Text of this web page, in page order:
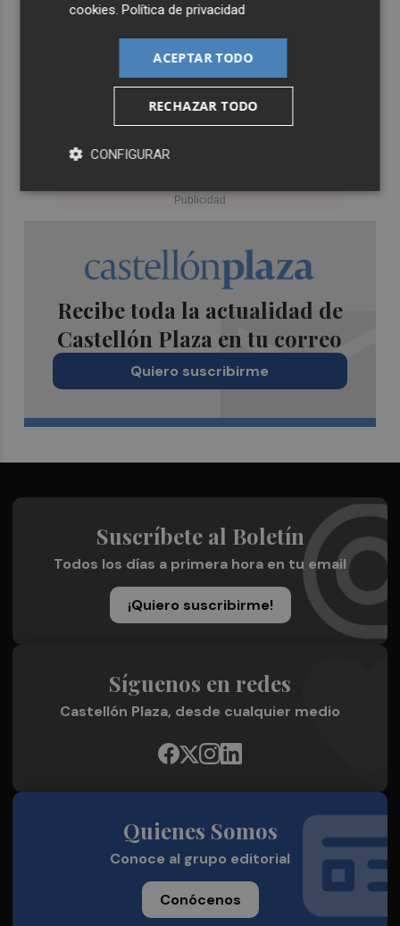
Recibe toda la actualidad de
Castellón Plaza en tu correo
Quiero suscribirme
Suscríbete al Boletín
Todos los días a primera hora en tu email
¡Quiero suscribirme!
Síguenos en redes
Castellón Plaza, desde cualquier medio
Quienes Somos
Conoce al grupo editorial
Conócenos
cookies .Política de privacidad
ACEPTAR TODO
RECHAZAR TODO
CONFIGURAR